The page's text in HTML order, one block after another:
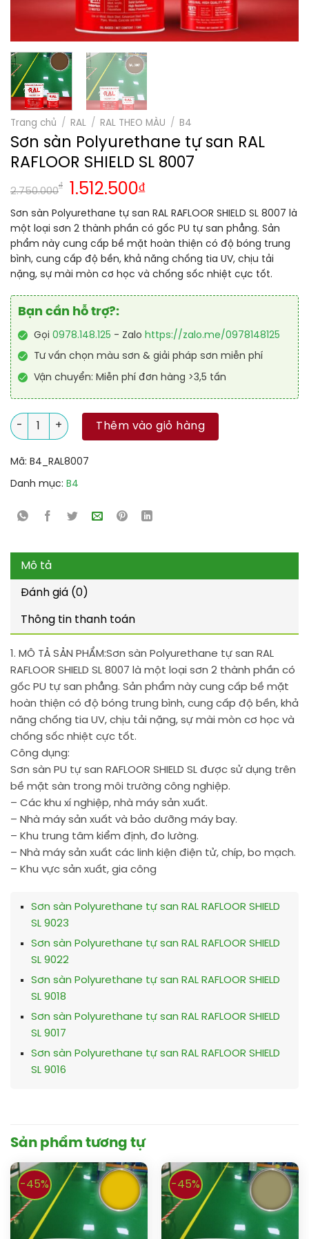
Trang chủ / RAL / RAL THEO MÀU / B4
Sơn sàn Polyurethane tự san RAL
RAFLOOR SHIELD SL 8007
2.750.000
₫ 1.512.500₫
Sơn sàn Polyurethane tự san RAL RAFLOOR SHIELD SL 8007 là
một loại sơn 2 thành phần có gốc PU tự san phẳng. Sản
phẩm này cung cấp bề mặt hoàn thiện có độ bóng trung
bình, cung cấp độ bền, khả năng chống tia UV, chịu tải
nặng, sự mài mòn cơ học và chống sốc nhiệt cực tốt.
Bạn cần hỗ trợ?:
Gọi 0978.148.125 - Zalo https://zalo.me/0978148125
Tư vấn chọn màu sơn & giải pháp sơn miễn phí
Vận chuyển: Miễn phí đơn hàng >3,5 tấn
Sơn sàn Polyurethane tự san RAL RAFLOOR SHIELD SL 8007
Thêm vào giỏ hàng
Mã: B4_RAL8007
Danh mục: B4
Mô tả
Đánh giá (0)
Thông tin thanh toán
1. MÔ TẢ SẢN PHẨM:Sơn sàn Polyurethane tự san RAL
RAFLOOR SHIELD SL 8007 là một loại sơn 2 thành phần có
gốc PU tự san phẳng. Sản phẩm này cung cấp bề mặt
hoàn thiện có độ bóng trung bình, cung cấp độ bền, khả
năng chống tia UV, chịu tải nặng, sự mài mòn cơ học và
chống sốc nhiệt cực tốt.
Công dụng:
Sơn sàn PU tự san RAFLOOR SHIELD SL được sử dụng trên
bề mặt sàn trong môi trường công nghiệp.
– Các khu xí nghiệp, nhà máy sản xuất.
– Nhà máy sản xuất và bảo dưỡng máy bay.
– Khu trung tâm kiểm định, đo lường.
– Nhà máy sản xuất các linh kiện điện tử, chíp, bo mạch.
– Khu vực sản xuất, gia công
Sơn sàn Polyurethane tự san RAL RAFLOOR SHIELD
SL 9023
Sơn sàn Polyurethane tự san RAL RAFLOOR SHIELD
SL 9022
Sơn sàn Polyurethane tự san RAL RAFLOOR SHIELD
SL 9018
Sơn sàn Polyurethane tự san RAL RAFLOOR SHIELD
SL 9017
Sơn sàn Polyurethane tự san RAL RAFLOOR SHIELD
SL 9016
Sản phẩm tương tự
-45% -45%